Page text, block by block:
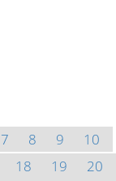
7 8 9
10
18 19
20